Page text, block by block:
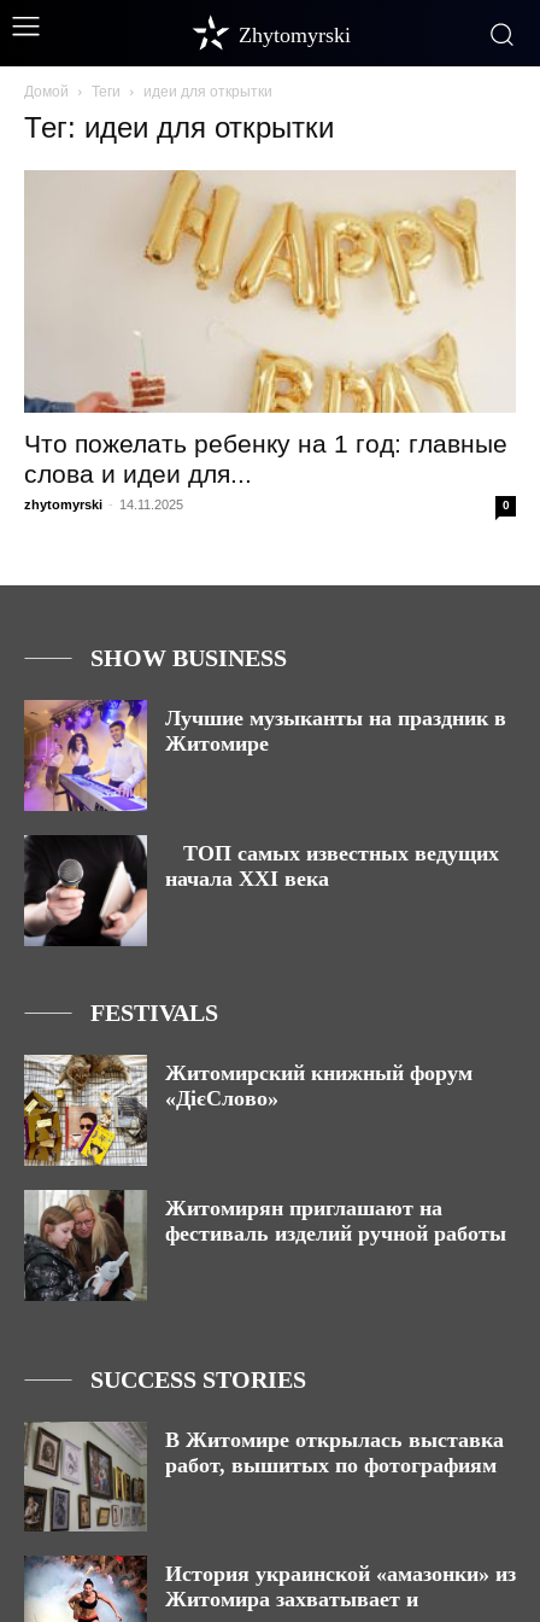
Zhytomyrski
Домой Теги идеи для открытки
Тег: идеи для открытки
Что пожелать ребенку на 1 год: главные
слова и идеи для...
zhytomyrski - 14.11.2025 0
SHOW BUSINESS
Лучшие музыканты на праздник в
Житомире
ТОП самых известных ведущих
начала XXI века
FESTIVALS
Житомирский книжный форум
«ДієСлово»
Житомирян приглашают на
фестиваль изделий ручной работы
SUCCESS STORIES
В Житомире открылась выставка
работ, вышитых по фотографиям
История украинской «амазонки» из
Житомира захватывает и